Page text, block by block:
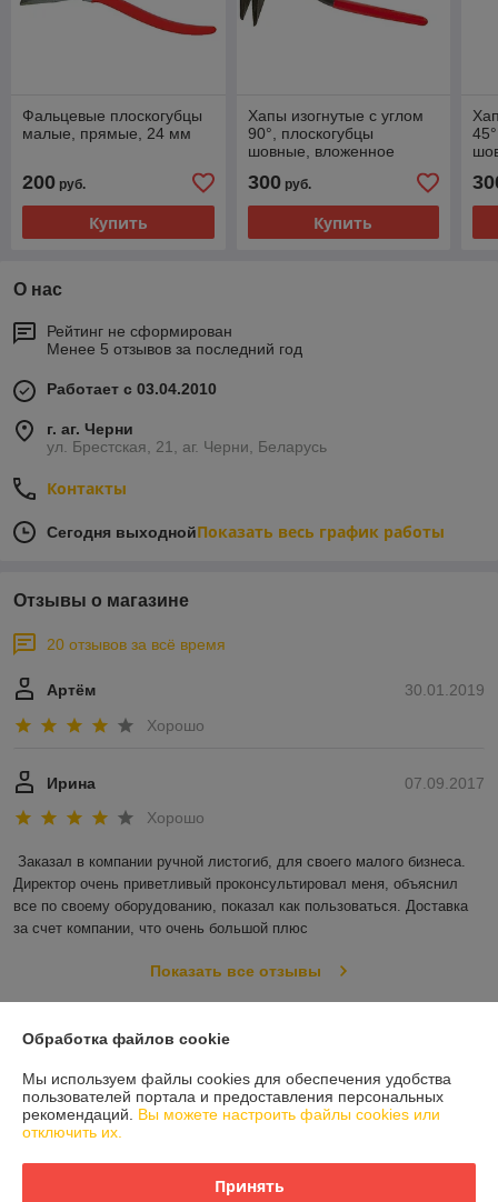
Фальцевые плоскогубцы
малые, прямые, 24 мм
200 руб.
Купить
Хапы изогнутые с углом
90°, плоскогубцы
шовные, вложенное
300руб.
Купить
О нас
Рейтинг не сформирован
Менее 5 отзывов за последний год
Работает с 03.04.2010
г. аг. Черни
ул. Брестская, 21, аг. Черни, Беларусь
Контакты
Сегодня выходнойПоказать весь график работы
Отзывы о магазине
20 отзывов за всё время
30.01.2019
Артём
Хорошо
07.09.2017
Ирина
Хорошо
Заказал в компании ручной листогиб, для своего малого бизнеса.
Директор очень приветливый проконсультировал меня, объяснил
все по своему оборудованию, показал как пользоваться. Доставка
за счет компании, что очень большой плюс
Показать все отзывы
О нас
Контакты
Обработка файлов cookie
Мы используем файлы cookies для обеспечения удобства
пользователей портала и предоставления персональных
рекомендаций. Вы можете настроить файлы cookies или
отключить их.
Принять